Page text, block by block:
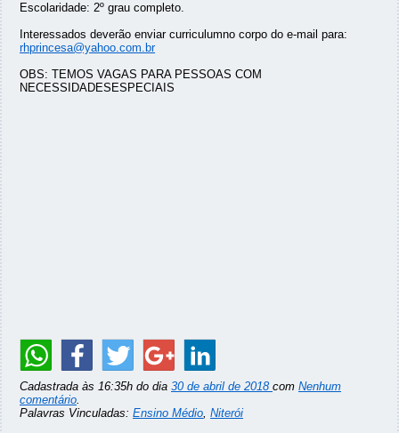
Escolaridade: 2º grau completo.
Interessados deverão enviar curriculumno corpo do e-mail para:
rhprincesa@yahoo.com.br
OBS: TEMOS VAGAS PARA PESSOAS COM
NECESSIDADESESPECIAIS
Cadastrada às 16:35h do dia 30 de abril de 2018 com Nenhum
comentário.
Palavras Vinculadas: Ensino Médio, Niterói